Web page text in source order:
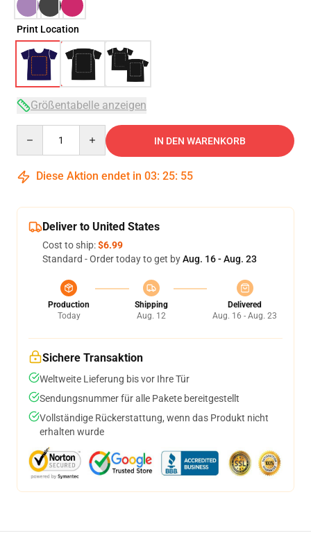
Print Location
Größentabelle anzeigen
IN DEN WARENKORB
Diese Aktion endet in 03: 25: 54
Deliver to United States
Cost to ship:$6.99
Standard - Order today to get byAug. 16 - Aug. 23
Production
Today
Shipping
Aug. 12
Delivered
Aug. 16 - Aug. 23
Sichere Transaktion
Weltweite Lieferung bis vor Ihre Tür
Sendungsnummer für alle Pakete bereitgestellt
Vollständige Rückerstattung, wenn das Produkt nicht
erhalten wurde